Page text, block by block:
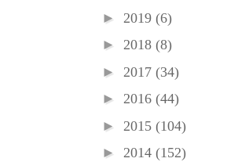
► 2019 (6)
► 2018 (8)
► 2017 (34)
► 2016 (44)
► 2015 (104)
► 2014 (152)